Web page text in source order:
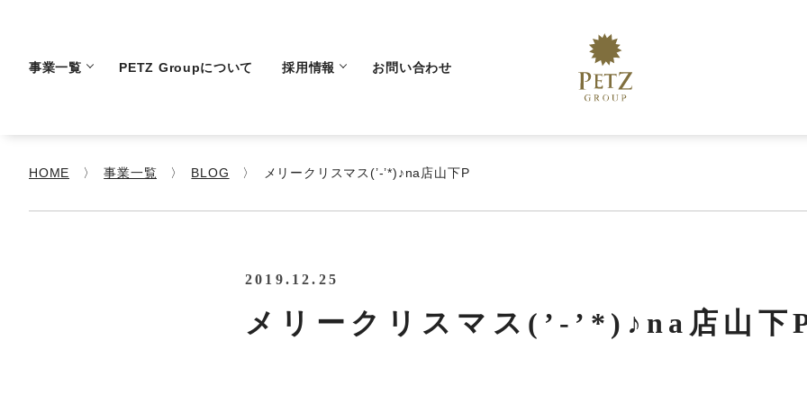
事業一覧 PETZ Groupについて 採用情報 お問い合わせ
HOME 事業一覧 BLOG メリークリスマス(’-’*)♪na店山下P
2019.12.25
メリークリスマス(’-’*)♪na店山下